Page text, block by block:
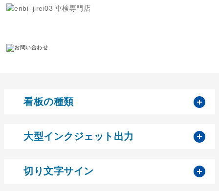
車検専門店
看板の種類
大型インクジェット出力
切り文字サイン